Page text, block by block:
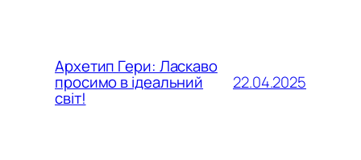
Архетип Гери: Ласкаво
просимо в ідеальний
світ!
22.04.2025